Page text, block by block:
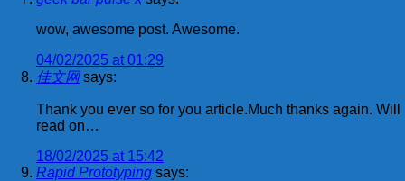
wow, awesome post. Awesome.
04/02/2025 at 01:29
佳文网 says:
Thank you ever so for you article.Much thanks again. Will
read on…
18/02/2025 at 15:42
Rapid Prototyping says: